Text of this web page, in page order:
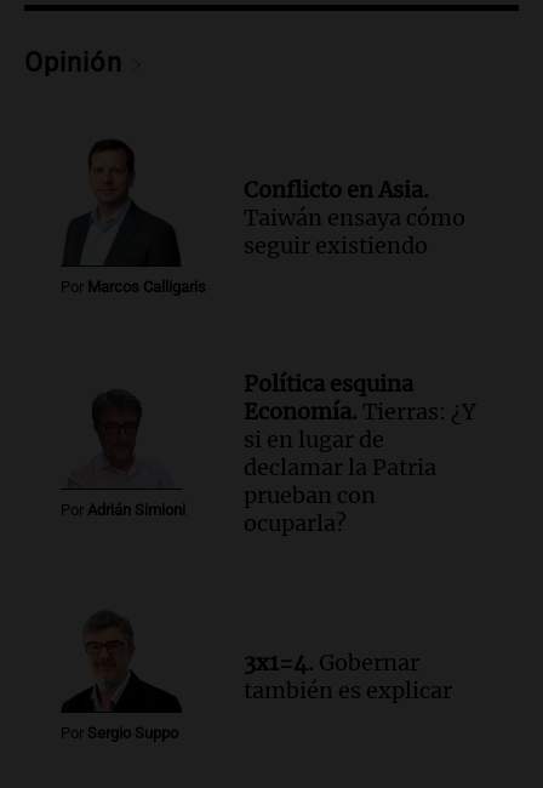
relato mentiroso"
Episodios
Opinión
Por Marcos Calligaris
Conflicto en Asia.
Taiwán ensaya cómo
seguir existiendo
Por Adrián Simioni
Política esquina
Economía. Tierras: ¿Y
si en lugar de
declamar la Patria
prueban con
ocuparla?
Por Sergio Suppo
3x1=4. Gobernar
también es explicar